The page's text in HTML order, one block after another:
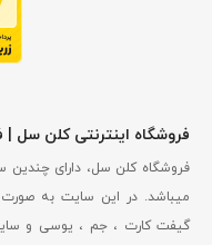
فروشگاه اینترنتی کلن سل |
فروشگاه کلن سل، دارای
میباشد. در این سایت به
گیفت کارت ، جم ، یوسی و سایر